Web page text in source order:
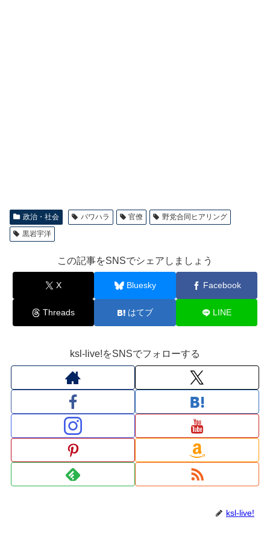
政治・社会 パワハラ 官僚
野党合同ヒアリング
黒岩宇洋
この記事をSNSでシェアしましょう
X Bluesky Facebook
Threads はてブ LINE
ksl-live!をSNSでフォローする
ksl-live!